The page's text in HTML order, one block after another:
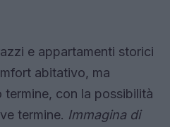
e appartamenti storici
abitativo, ma
termine, con la possibilità
termine. Immagina di